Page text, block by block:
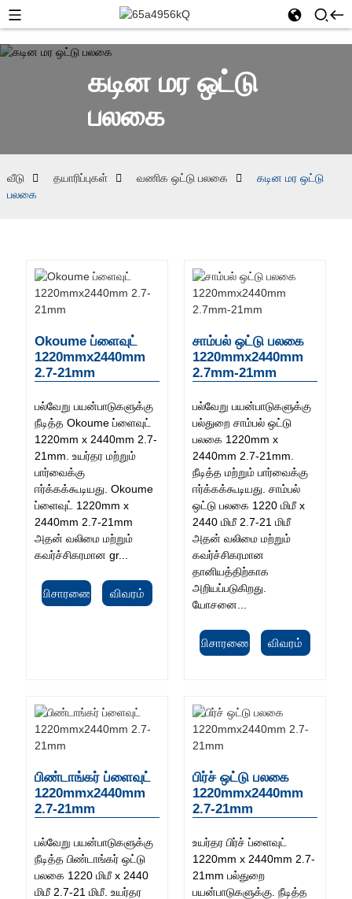
கடின மர ஒட்டு
பலகை
வீடு தயாரிப்புகள் வணிக ஒட்டு பலகை
கடின மர ஒட்டு
பலகை
Okoume ப்ளைவுட்
1220mmx2440mm
2.7-21mm
பல்வேறு பயன்பாடுகளுக்கு
நீடித்த Okoume ப்ளைவுட்
1220mm x 2440mm 2.7-
21mm. உயர்தர மற்றும்
பார்வைக்கு
ஈர்க்கக்கூடியது. Okoume
ப்ளைவுட் 1220mm x
2440mm 2.7-21mm
அதன் வலிமை மற்றும்
கவர்ச்சிகரமான gr...
விசாரணை விவரம்
சாம்பல் ஒட்டு பலகை
1220mmx2440mm
2.7mm-21mm
பல்வேறு பயன்பாடுகளுக்கு
பல்துறை சாம்பல் ஒட்டு
பலகை 1220mm x
2440mm 2.7-21mm.
நீடித்த மற்றும் பார்வைக்கு
ஈர்க்கக்கூடியது. சாம்பல்
ஒட்டு பலகை 1220 மிமீ x
2440 மிமீ 2.7-21 மிமீ
அதன் வலிமை மற்றும்
கவர்ச்சிகரமான
தானியத்திற்காக
அறியப்படுகிறது.
யோசனை...
விசாரணை விவரம்
பிண்டாங்கர் ப்ளைவுட்
1220mmx2440mm
2.7-21mm
பல்வேறு பயன்பாடுகளுக்கு
நீடித்த பிண்டாங்கர் ஒட்டு
பலகை 1220 மிமீ x 2440
மிமீ 2.7-21 மிமீ. உயர்தர
பிர்ச் ஒட்டு பலகை
1220mmx2440mm
2.7-21mm
உயர்தர பிர்ச் ப்ளைவுட்
1220mm x 2440mm 2.7-
21mm பல்துறை
பயன்பாடுகளுக்கு. நீடித்த